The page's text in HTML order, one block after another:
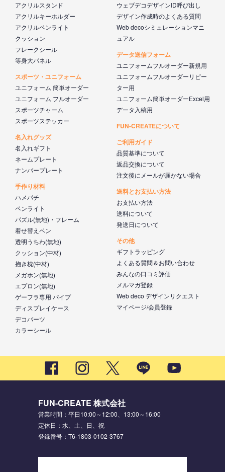
アクリルスタンド
アクリルキーホルダー
アクリルペンライト
クッション
フレークシール
等身大パネル
スポーツ・ユニフォーム
ユニフォーム 簡単オーダー
ユニフォーム フルオーダー
スポーツチャーム
スポーツステッカー
名入れグッズ
名入れギフト
ネームプレート
ナンバープレート
手作り材料
ハメパチ
ペンライト
パズル(無地)・フレーム
着せ替えペン
透明うちわ(無地)
クッション(中材)
抱き枕(中材)
メガホン(無地)
エプロン(無地)
ゲーフラ専用 パイプ
ディスプレイケース
デコパーツ
カラーシール
ウェブデコデザインID呼び出し
デザイン作成時のよくある質問
Web decoシミュレーションマニ
ュアル
データ送信フォーム
ユニフォームフルオーダー新規用
ユニフォームフルオーダーリピー
ター用
ユニフォーム簡単オーダーExcel用
データ入稿用
FUN-CREATEについて
ご利用ガイド
品質基準について
返品交換について
注文後にメールが届かない場合
送料とお支払い方法
お支払い方法
送料について
発送日について
その他
ギフトラッピング
よくある質問＆お問い合わせ
みんなの口コミ評価
メルマガ登録
Web deco デザインリクエスト
マイページ/会員登録
FUN-CREATE 株式会社
営業時間：平日10:00～12:00、13:00～16:00
定休日：水、土、日、祝
登録番号：T6-1803-0102-3767